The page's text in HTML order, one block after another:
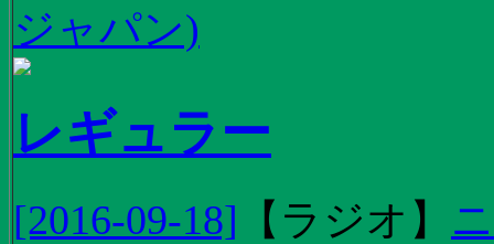
ジャパン)
レギュラー
[2016-09-18] 【 ラジオ 】